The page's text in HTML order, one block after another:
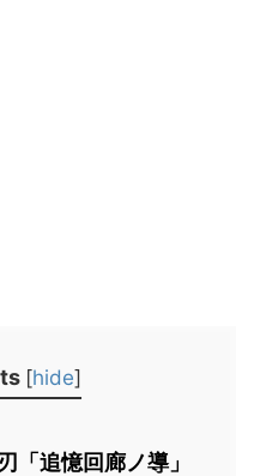
[hide]
「追憶回廊ノ導」